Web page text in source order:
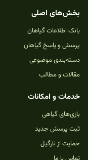
بخش‌های اصلی
بانک اطلاعات گیاهان
پرسش و پاسخ گیاهان
دسته‌بندی موضوعی
مقالات و مطالب
خدمات و امکانات
بازی‌های گیاهی
ثبت پرسش جدید
حمایت از نارگیل